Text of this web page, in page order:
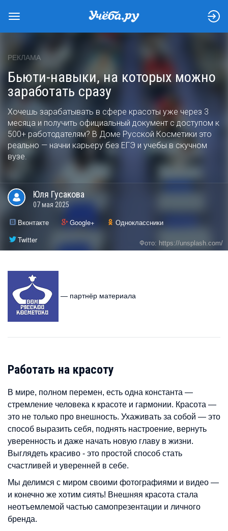
РЕКЛАМА
Бьюти-навыки, на которых можно
заработать сразу
Хочешь зарабатывать в сфере красоты уже через 3
месяца и получить официальный документ с доступом к
500+ работодателям? В Доме Русской Косметики это
реально — начни карьеру без ЕГЭ и учебы в скучном
вузе.
Юля Гусакова
07 мая 2025
Вконтакте Google+
Одноклассники
Twitter
Фото: https://unsplash.com/
— партнёр материала
Работать на красоту
В мире, полном перемен, есть одна константа —
стремление человека к красоте и гармонии. Красота —
это не только про внешность. Ухаживать за собой — это
способ выразить себя, поднять настроение, вернуть
уверенность и даже начать новую главу в жизни.
Выглядеть красиво - это простой способ стать
счастливей и уверенней в себе.
Мы делимся с миром своими фотографиями и видео —
и конечно же хотим сиять! Внешняя красота стала
неотъемлемой частью самопрезентации и личного
бренда.